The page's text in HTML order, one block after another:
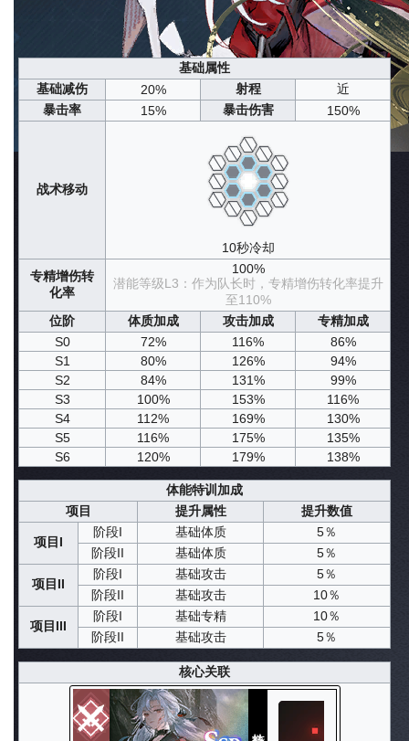
队长潜能 战斗技能
养成素材
剧情设定 声纹归档
杂谈
基础属性
基础减伤
20% 射程
近
暴击率
15% 暴击伤害 150%
战术移动
10秒冷却
专精增伤转
化率
100%
潜能等级L3：作为队长时，专精增伤转化率提升
至110%
位阶
体质加成 攻击加成
专精加成
S0
72% 116%
86%
S1
80% 126%
94%
S2
84% 131%
99%
S3
100% 153%
116%
S4
112% 169%
130%
S5
116% 175%
135%
S6
120% 179% 138%
体能特训加成
项目
提升属性 提升数值
项目I
阶段I 基础体质
5％
阶段II
基础体质 5％
项目II
阶段I 基础攻击
5％
阶段II
基础攻击 10％
项目III
阶段I 基础专精
10％
阶段II
基础攻击 5％
核心关联